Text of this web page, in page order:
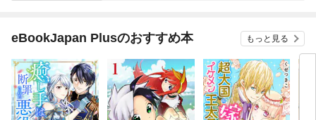
eBookJapan Plusのおすすめ本 もっと見る